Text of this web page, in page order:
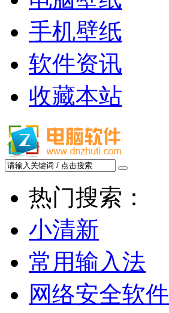
手机壁纸
软件资讯
收藏本站
热门搜索：
小清新
常用输入法
网络安全软件